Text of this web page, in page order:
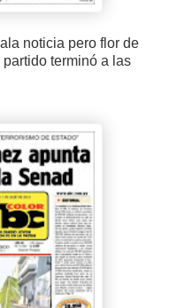
noticia pero flor de
terminó a las